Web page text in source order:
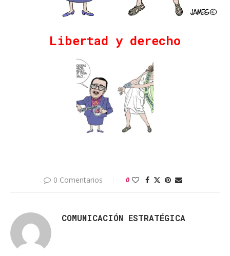
Libertad y derecho
0 Comentarios 0
COMUNICACIÓN ESTRATÉGICA